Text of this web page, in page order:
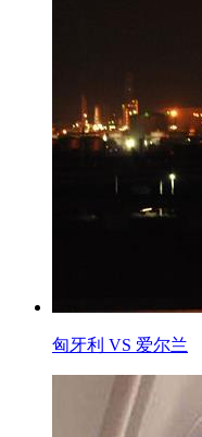
匈牙利 VS 爱尔兰